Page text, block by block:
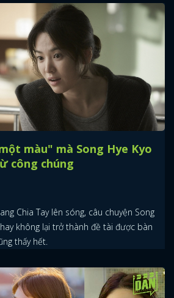
màu" mà Song Hye Kyo
công chúng
Chia Tay lên sóng, câu chuyện Song
không lại trở thành đề tài được bàn
thấy hết.